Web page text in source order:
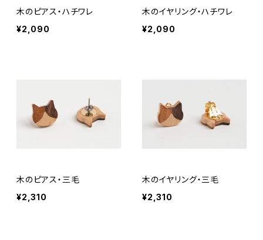
木のピアス・ハチワレ
¥2,090
木のイヤリング・ハチワレ
¥2,090
木のピアス・三毛
¥2,310
木のイヤリング・三毛
¥2,310